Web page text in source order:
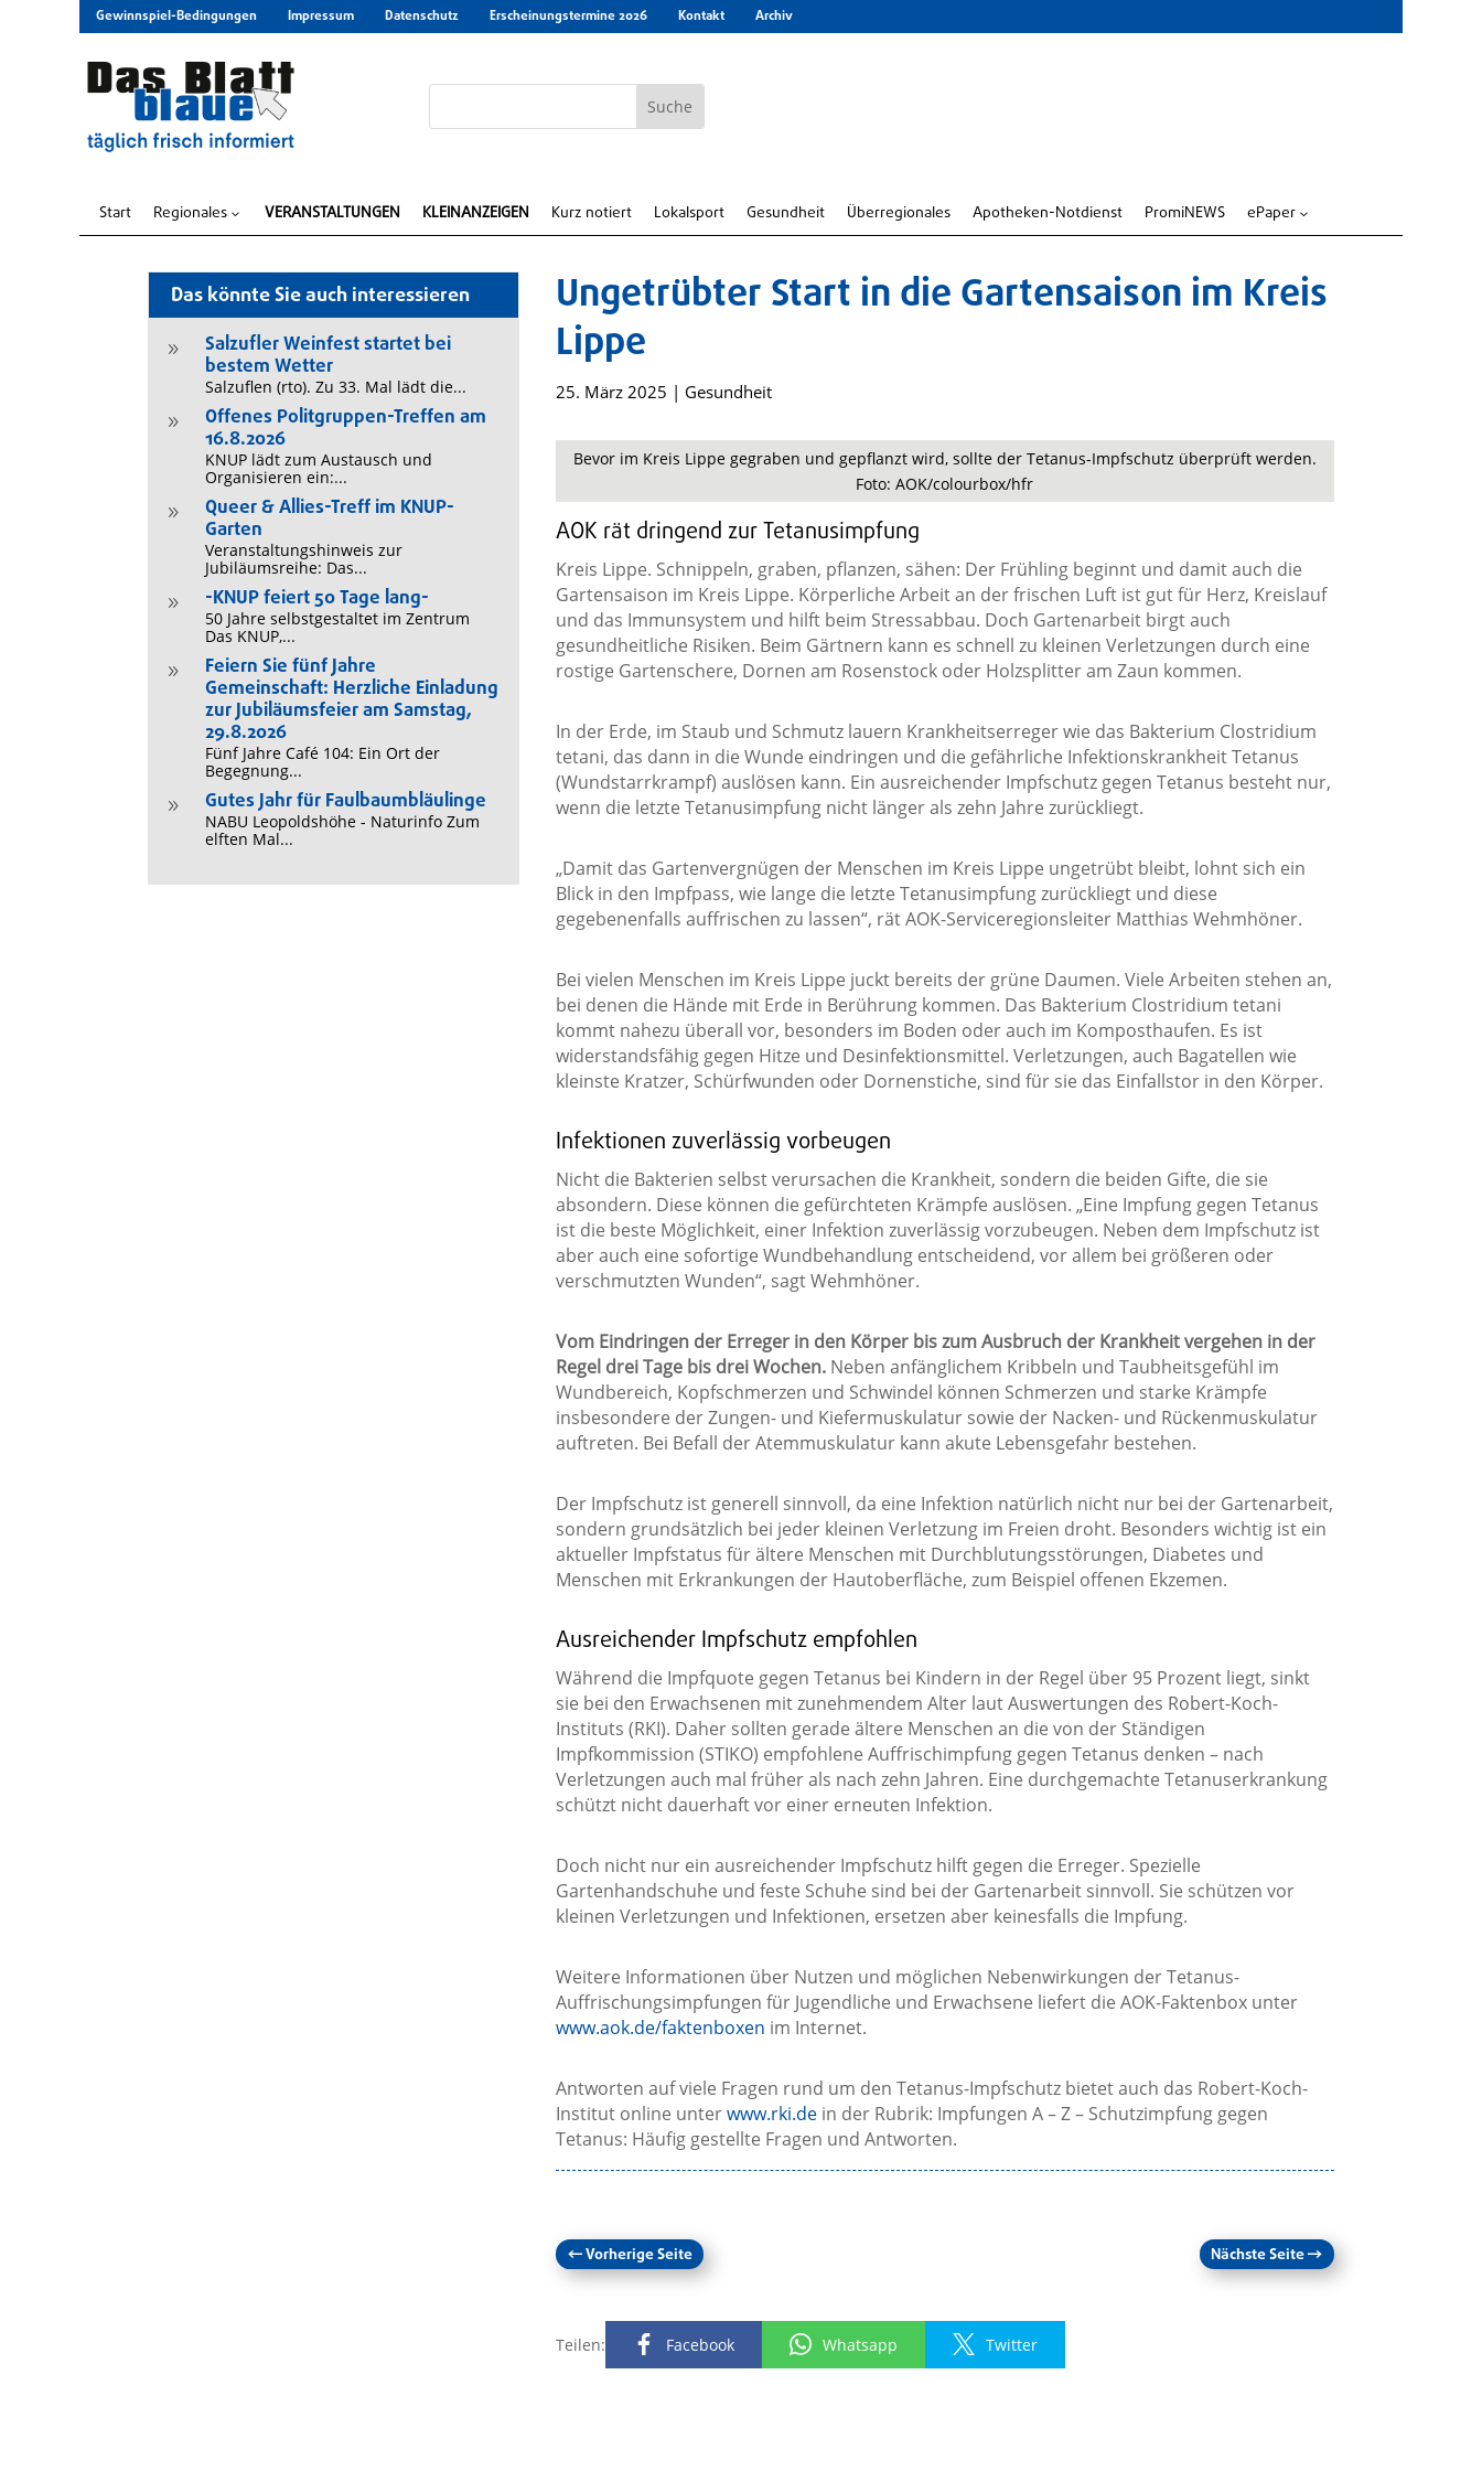
Gewinnspiel-Bedingungen Impressum Datenschutz Erscheinungstermine 2026 Kontakt Archiv
Start Regionales 3 VERANSTALTUNGEN KLEINANZEIGEN Kurz notiert Lokalsport Gesundheit Überregionales Apotheken-Notdienst PromiNEWS ePaper 3
Das könnte Sie auch interessieren
9
Salzufler Weinfest startet bei
bestem Wetter
Salzuflen (rto). Zu 33. Mal lädt die...
9
Offenes Politgruppen-Treffen am
16.8.2026
KNUP lädt zum Austausch und
Organisieren ein:...
9
Queer & Allies-Treff im KNUP-
Garten
Veranstaltungshinweis zur
Jubiläumsreihe: Das...
9 -KNUP feiert 50 Tage lang-
50 Jahre selbstgestaltet im Zentrum
Das KNUP,...
9
Feiern Sie fünf Jahre
Gemeinschaft: Herzliche Einladung
zur Jubiläumsfeier am Samstag,
29.8.2026
Fünf Jahre Café 104: Ein Ort der
Begegnung...
9 Gutes Jahr für Faulbaumbläulinge
NABU Leopoldshöhe - Naturinfo Zum
elften Mal...
Ungetrübter Start in die Gartensaison im Kreis
Lippe
25. März 2025 | Gesundheit
Bevor im Kreis Lippe gegraben und gepflanzt wird, sollte der Tetanus-Impfschutz überprüft werden.
Foto: AOK/colourbox/hfr
AOK rät dringend zur Tetanusimpfung
Kreis Lippe. Schnippeln, graben, pflanzen, sähen: Der Frühling beginnt und damit auch die
Gartensaison im Kreis Lippe. Körperliche Arbeit an der frischen Luft ist gut für Herz, Kreislauf
und das Immunsystem und hilft beim Stressabbau. Doch Gartenarbeit birgt auch
gesundheitliche Risiken. Beim Gärtnern kann es schnell zu kleinen Verletzungen durch eine
rostige Gartenschere, Dornen am Rosenstock oder Holzsplitter am Zaun kommen.
In der Erde, im Staub und Schmutz lauern Krankheitserreger wie das Bakterium Clostridium
tetani, das dann in die Wunde eindringen und die gefährliche Infektionskrankheit Tetanus
(Wundstarrkrampf) auslösen kann. Ein ausreichender Impfschutz gegen Tetanus besteht nur,
wenn die letzte Tetanusimpfung nicht länger als zehn Jahre zurückliegt.
„Damit das Gartenvergnügen der Menschen im Kreis Lippe ungetrübt bleibt, lohnt sich ein
Blick in den Impfpass, wie lange die letzte Tetanusimpfung zurückliegt und diese
gegebenenfalls auffrischen zu lassen“, rät AOK-Serviceregionsleiter Matthias Wehmhöner.
Bei vielen Menschen im Kreis Lippe juckt bereits der grüne Daumen. Viele Arbeiten stehen an,
bei denen die Hände mit Erde in Berührung kommen. Das Bakterium Clostridium tetani
kommt nahezu überall vor, besonders im Boden oder auch im Komposthaufen. Es ist
widerstandsfähig gegen Hitze und Desinfektionsmittel. Verletzungen, auch Bagatellen wie
kleinste Kratzer, Schürfwunden oder Dornenstiche, sind für sie das Einfallstor in den Körper.
Infektionen zuverlässig vorbeugen
Nicht die Bakterien selbst verursachen die Krankheit, sondern die beiden Gifte, die sie
absondern. Diese können die gefürchteten Krämpfe auslösen. „Eine Impfung gegen Tetanus
ist die beste Möglichkeit, einer Infektion zuverlässig vorzubeugen. Neben dem Impfschutz ist
aber auch eine sofortige Wundbehandlung entscheidend, vor allem bei größeren oder
verschmutzten Wunden“, sagt Wehmhöner.
Vom Eindringen der Erreger in den Körper bis zum Ausbruch der Krankheit vergehen in der
Regel drei Tage bis drei Wochen.Neben anfänglichem Kribbeln und Taubheitsgefühl im
Wundbereich, Kopfschmerzen und Schwindel können Schmerzen und starke Krämpfe
insbesondere der Zungen- und Kiefermuskulatur sowie der Nacken- und Rückenmuskulatur
auftreten. Bei Befall der Atemmuskulatur kann akute Lebensgefahr bestehen.
Der Impfschutz ist generell sinnvoll, da eine Infektion natürlich nicht nur bei der Gartenarbeit,
sondern grundsätzlich bei jeder kleinen Verletzung im Freien droht. Besonders wichtig ist ein
aktueller Impfstatus für ältere Menschen mit Durchblutungsstörungen, Diabetes und
Menschen mit Erkrankungen der Hautoberfläche, zum Beispiel offenen Ekzemen.
Ausreichender Impfschutz empfohlen
Während die Impfquote gegen Tetanus bei Kindern in der Regel über 95 Prozent liegt, sinkt
sie bei den Erwachsenen mit zunehmendem Alter laut Auswertungen des Robert-Koch-
Instituts (RKI). Daher sollten gerade ältere Menschen an die von der Ständigen
Impfkommission (STIKO) empfohlene Auffrischimpfung gegen Tetanus denken – nach
Verletzungen auch mal früher als nach zehn Jahren. Eine durchgemachte Tetanuserkrankung
schützt nicht dauerhaft vor einer erneuten Infektion.
Doch nicht nur ein ausreichender Impfschutz hilft gegen die Erreger. Spezielle
Gartenhandschuhe und feste Schuhe sind bei der Gartenarbeit sinnvoll. Sie schützen vor
kleinen Verletzungen und Infektionen, ersetzen aber keinesfalls die Impfung.
Weitere Informationen über Nutzen und möglichen Nebenwirkungen der Tetanus-
Auffrischungsimpfungen für Jugendliche und Erwachsene liefert die AOK-Faktenbox unter
www.aok.de/faktenboxen im Internet.
Antworten auf viele Fragen rund um den Tetanus-Impfschutz bietet auch das Robert-Koch-
Institut online unterwww.rki.dein der Rubrik: Impfungen A – Z – Schutzimpfung gegen
Tetanus: Häufig gestellte Fragen und Antworten.
←Vorherige Seite Nächste Seite→
Teilen: Facebook Whatsapp Twitter